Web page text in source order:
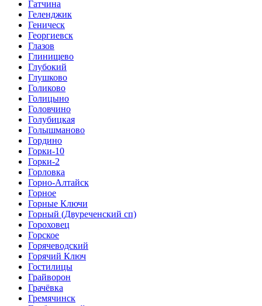
Гатчина
Геленджик
Геническ
Георгиевск
Глазов
Глинищево
Глубокий
Глушково
Голиково
Голицыно
Головчино
Голубицкая
Голышманово
Гордино
Горки-10
Горки-2
Горловка
Горно-Алтайск
Горное
Горные Ключи
Горный (Двуреченский сп)
Гороховец
Горское
Горячеводский
Горячий Ключ
Гостилицы
Грайворон
Грачёвка
Гремячинск